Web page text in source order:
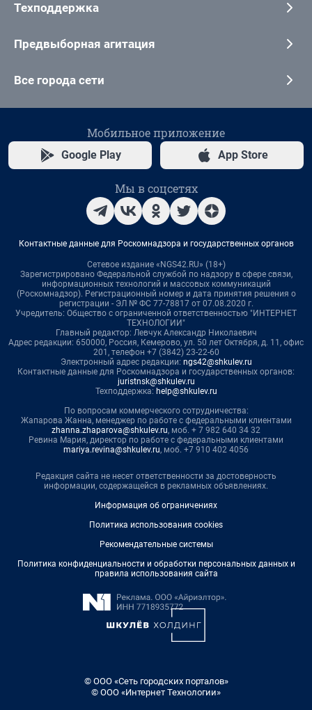
Техподдержка
Предвыборная агитация
Все города сети
Мобильное приложение
Google Play App Store
Мы в соцсетях
Контактные данные для Роскомнадзора и государственных органов
Сетевое издание «NGS42.RU» (18+)
Зарегистрировано Федеральной службой по надзору в сфере связи,
информационных технологий и массовых коммуникаций
(Роскомнадзор). Регистрационный номер и дата принятия решения о
регистрации - ЭЛ № ФС 77-78817 от 07.08.2020 г.
Учредитель: Общество с ограниченной ответственностью "ИНТЕРНЕТ
ТЕХНОЛОГИИ"
Главный редактор: Левчук Александр Николаевич
Адрес редакции: 650000, Россия, Кемерово, ул. 50 лет Октября, д. 11, офис
201, телефон +7 (3842) 23-22-60
Электронный адрес редакции: ngs42@shkulev.ru
Контактные данные для Роскомнадзора и государственных органов:
juristnsk@shkulev.ru
Техподдержка: help@shkulev.ru
По вопросам коммерческого сотрудничества:
Жапарова Жанна, менеджер по работе с федеральными клиентами
zhanna.zhaparova@shkulev.ru, моб. + 7 982 640 34 32
Ревина Мария, директор по работе с федеральными клиентами
mariya.revina@shkulev.ru, моб. +7 910 402 4056
Редакция сайта не несет ответственности за достоверность
информации, содержащейся в рекламных объявлениях.
Информация об ограничениях
Политика использования cookies
Рекомендательные системы
Политика конфиденциальности и обработки персональных данных и
правила использования сайта
© ООО «Сеть городских порталов»
© ООО «Интернет Технологии»